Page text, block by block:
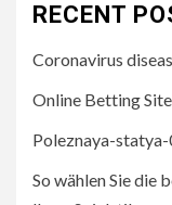
RECENT
Coronavirus
Online Betting
Poleznaya-
So wählen Sie die